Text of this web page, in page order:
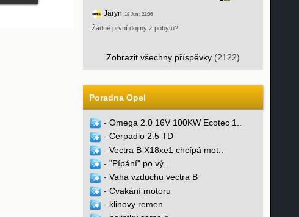
Jaryn 18 Jun : 22:06
Žádné první dojmy z pobytu?
Zobrazit všechny příspěvky(2122)
Poradna Opel
- Omega 2.0 16V 100KW Ecotec 1..
- Cerpadlo 2.5 TD
- Vectra B X18xe1 chcípá mot..
- "Pípání" po vý..
- Vaha vzduchu vectra B
- Cvakání motoru
- klinovy remen